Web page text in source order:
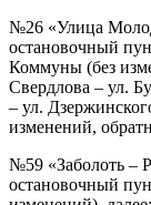
№26 «Улица
остановочный
Коммуны (без
Свердлова – ул.
– ул.
изменений,
№59 «Заболоть –
остановочный